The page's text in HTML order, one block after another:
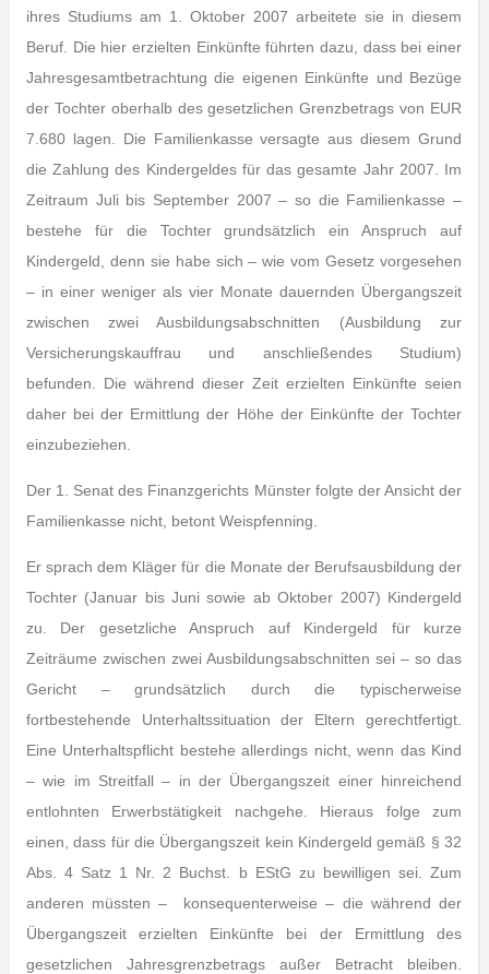
ihres Studiums am 1. Oktober 2007 arbeitete sie in diesem
Beruf. Die hier erzielten Einkünfte führten dazu, dass bei einer
Jahresgesamtbetrachtung die eigenen Einkünfte und Bezüge
der Tochter oberhalb des gesetzlichen Grenzbetrags von EUR
7.680 lagen. Die Familienkasse versagte aus diesem Grund
die Zahlung des Kindergeldes für das gesamte Jahr 2007. Im
Zeitraum Juli bis September 2007 – so die Familienkasse –
bestehe für die Tochter grundsätzlich ein Anspruch auf
Kindergeld, denn sie habe sich – wie vom Gesetz vorgesehen
– in einer weniger als vier Monate dauernden Übergangszeit
zwischen zwei Ausbildungsabschnitten (Ausbildung zur
Versicherungskauffrau und anschließendes Studium)
befunden. Die während dieser Zeit erzielten Einkünfte seien
daher bei der Ermittlung der Höhe der Einkünfte der Tochter
einzubeziehen.
Der 1. Senat des Finanzgerichts Münster folgte der Ansicht der
Familienkasse nicht, betont Weispfenning.
Er sprach dem Kläger für die Monate der Berufsausbildung der
Tochter (Januar bis Juni sowie ab Oktober 2007) Kindergeld
zu. Der gesetzliche Anspruch auf Kindergeld für kurze
Zeiträume zwischen zwei Ausbildungsabschnitten sei – so das
Gericht – grundsätzlich durch die typischerweise
fortbestehende Unterhaltssituation der Eltern gerechtfertigt.
Eine Unterhaltspflicht bestehe allerdings nicht, wenn das Kind
– wie im Streitfall – in der Übergangszeit einer hinreichend
entlohnten Erwerbstätigkeit nachgehe. Hieraus folge zum
einen, dass für die Übergangszeit kein Kindergeld gemäß § 32
Abs. 4 Satz 1 Nr. 2 Buchst. b EStG zu bewilligen sei. Zum
anderen müssten – konsequenterweise – die während der
Übergangszeit erzielten Einkünfte bei der Ermittlung des
gesetzlichen Jahresgrenzbetrags außer Betracht bleiben.